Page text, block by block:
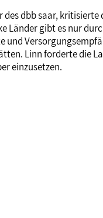
dbb saar,
Länder gibt es nur
und
Linn forderte die
einzusetzen.